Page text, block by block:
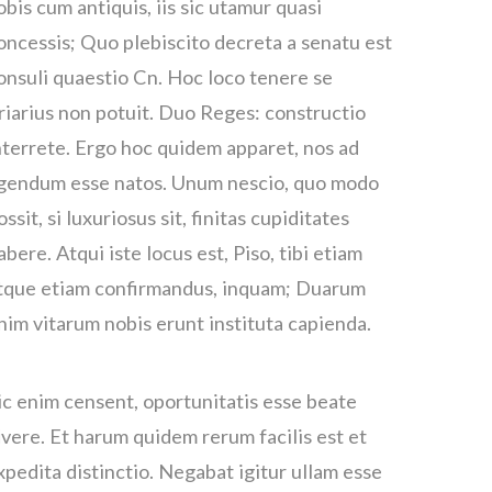
cum antiquis, iis sic utamur quasi
Quo plebiscito decreta a senatu est
quaestio Cn. Hoc loco tenere se
non potuit. Duo Reges: constructio
Ergo hoc quidem apparet, nos ad
esse natos. Unum nescio, quo modo
si luxuriosus sit, finitas cupiditates
Atqui iste locus est, Piso, tibi etiam
etiam confirmandus, inquam; Duarum
vitarum nobis erunt instituta capienda.
enim censent, oportunitatis esse beate
Et harum quidem rerum facilis est et
distinctio. Negabat igitur ullam esse